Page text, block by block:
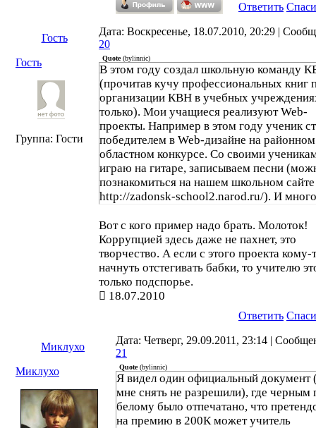
Ответить
Гость
Дата: Воскресенье, 18.07.2010, 20:29 |
20
Гость
Группа: Гости
Quote(bylinnic)
В этом году создал школьную команду
(прочитав кучу профессиональных книг
организации КВН в учебных
только). Мои учащиеся реализуют Web-
проекты. Например в этом году ученик
победителем в Web-дизайне на
областном конкурсе. Со своими
играю на гитаре, записываем песни
познакомиться на нашем школьном сайте
http://zadonsk-school2.narod.ru/). И
Вот с кого пример надо брать. Молоток!
Коррупцией здесь даже не пахнет, это
творчество. А если с этого проекта кому-
начнуть отстегивать бабки, то учителю
только подспорье.
18.07.2010
Ответить
Миклухо
Дата: Четверг, 29.09.2011, 23:14 |
21
Миклухо
Quote(bylinnic)
Я видел один официальный документ
мне снять не разрешили), где черным
белому было отпечатано, что
на премию в 200К может учитель